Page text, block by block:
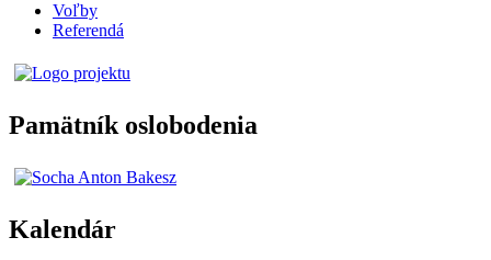
Voľby
Referendá
Pamätník oslobodenia
Kalendár